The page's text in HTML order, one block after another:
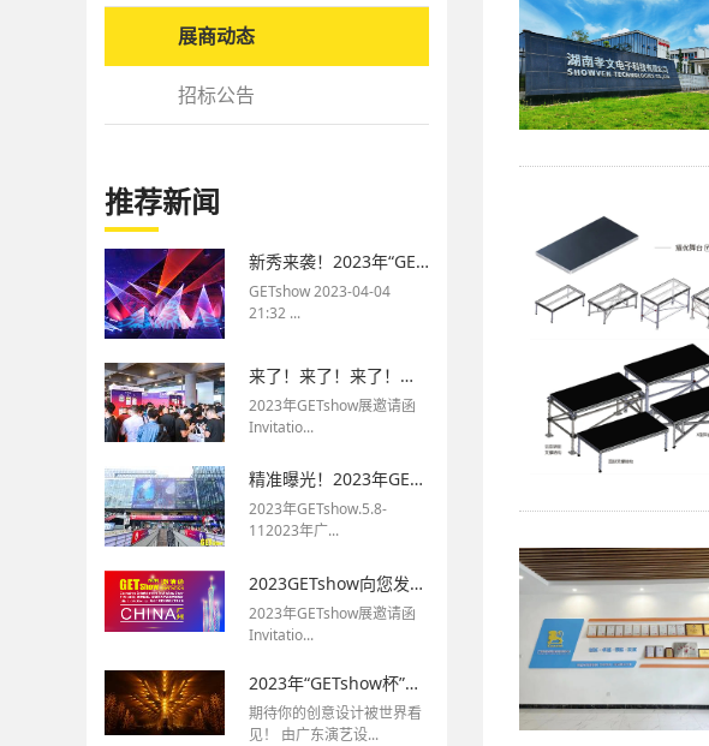
展商动态
招标公告
推荐新闻
新秀来袭！2023年“GETshow杯”青年舞台灯光设计师大赛“十佳作品”出炉！
GETshow 2023-04-04
21:32 ...
来了！来了！来了！年度行业盛事--GETshow闪耀登场！5月8-11日不见不散！
2023年GETshow展邀请函
Invitatio...
精准曝光！2023年GETshow展广告位欢迎预订啦！
2023年GETshow.5.8-
112023年广...
2023GETshow向您发来一份展会邀请函！请查收！
2023年GETshow展邀请函
Invitatio...
2023年“GETshow杯”青年舞台灯光设计师大赛现已进入初赛评审阶段！
期待你的创意设计被世界看
见！ 由广东演艺设...